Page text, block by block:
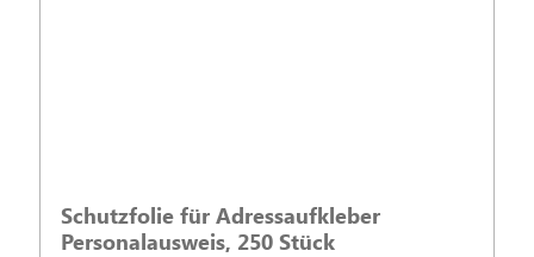
Schutzfolie für Adressaufkleber
Personalausweis, 250 Stück